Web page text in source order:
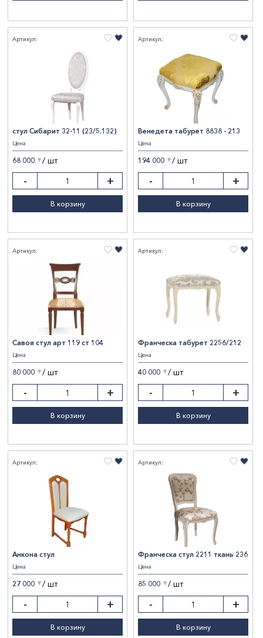
Артикул:
стул Сибарит 32-11 (23/5.132)
Цена
68 000 〒 / шт
- +
В корзину
Артикул:
Венедета табурет 8838 - 213
Цена
194 000 〒 / шт
- +
В корзину
Артикул:
Савоя стул арт 119 ст 104
Цена
80 000 〒 / шт
- +
В корзину
Артикул:
Франческа табурет 2256/212
Цена
40 000 〒 / шт
- +
В корзину
Артикул:
Анкона стул
Цена
27 000 〒 / шт
- +
В корзину
Артикул:
Франческа стул 2211 ткань 236
Цена
85 000 〒 / шт
- +
В корзину